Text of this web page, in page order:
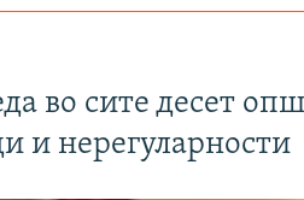
во сите десет
и нерегуларности